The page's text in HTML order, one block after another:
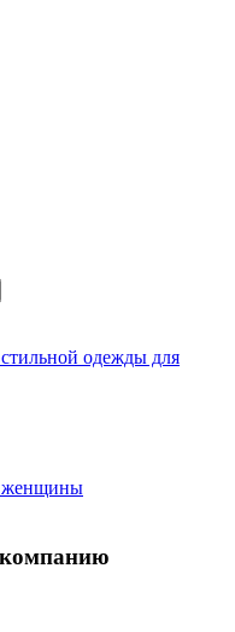
одежды для
женщины